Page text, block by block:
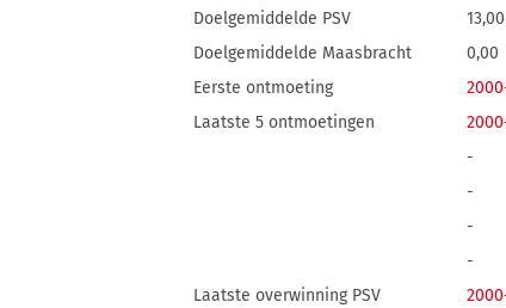
Doelgemiddelde PSV
13,00
Doelgemiddelde Maasbracht
0,00
Eerste ontmoeting
Laatste 5 ontmoetingen
-
-
-
-
Laatste overwinning PSV